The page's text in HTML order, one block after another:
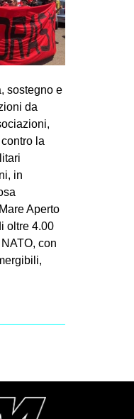
sostegno e
da
la
in
Aperto
oltre 4.00
con